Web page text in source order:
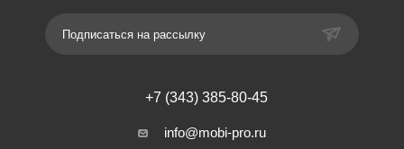
Подписаться на рассылку
+7 (343) 385-80-45
info@mobi-pro.ru